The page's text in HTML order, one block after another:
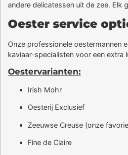
andere delicatessen uit de zee.
Oester service
Onze professionele oestermannen
kaviaar-specialisten voor een extra
Oestervarianten:
Irish Mohr
Oesterij Exclusief
Zeeuwse Creuse (onze
Fine de Claire